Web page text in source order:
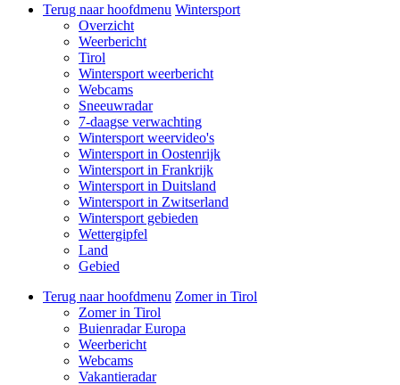
Terug naar hoofdmenu Wintersport
Overzicht
Weerbericht
Tirol
Wintersport weerbericht
Webcams
Sneeuwradar
7-daagse verwachting
Wintersport weervideo's
Wintersport in Oostenrijk
Wintersport in Frankrijk
Wintersport in Duitsland
Wintersport in Zwitserland
Wintersport gebieden
Wettergipfel
Land
Gebied
Terug naar hoofdmenu Zomer in Tirol
Zomer in Tirol
Buienradar Europa
Weerbericht
Webcams
Vakantieradar